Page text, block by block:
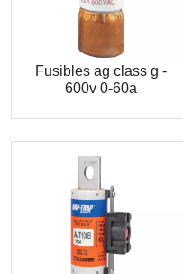
Fusibles ag class g -
600v 0-60a